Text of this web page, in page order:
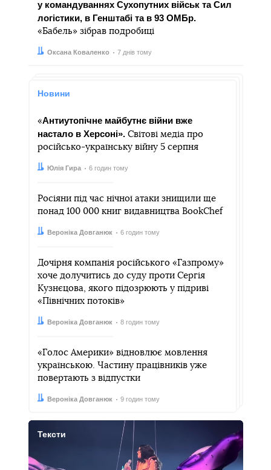
у командуваннях Сухопутних військ та Сил
логістики, в Генштабі та в 93 ОМБр.
«Бабель» зібрав подробиці
Автор:
Оксана Коваленко
Дата: 7 днів тому
Новини
«Антиутопічне майбутнє війни вже
настало в Херсоні». Світові медіа про
російсько-українську війну 5 серпня
Автор:
Юлія Гира
Дата: 6 годин тому
Росіяни під час нічної атаки знищили ще
понад 100 000 книг видавництва BookChef
Автор:
Вероніка Довганюк
Дата: 6 годин тому
Дочірня компанія російського «Газпрому»
хоче долучитись до суду проти Сергія
Кузнєцова, якого підозрюють у підриві
«Північних потоків»
Автор:
Вероніка Довганюк
Дата: 8 годин тому
«Голос Америки» відновлює мовлення
українською. Частину працівників уже
повертають з відпустки
Автор:
Вероніка Довганюк
Дата: 9 годин тому
Тексти